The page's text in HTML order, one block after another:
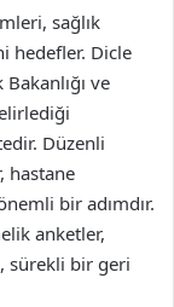
sağlık
hedefler. Dicle
ve
Düzenli
hastane
bir adımdır.
anketler,
sürekli bir geri